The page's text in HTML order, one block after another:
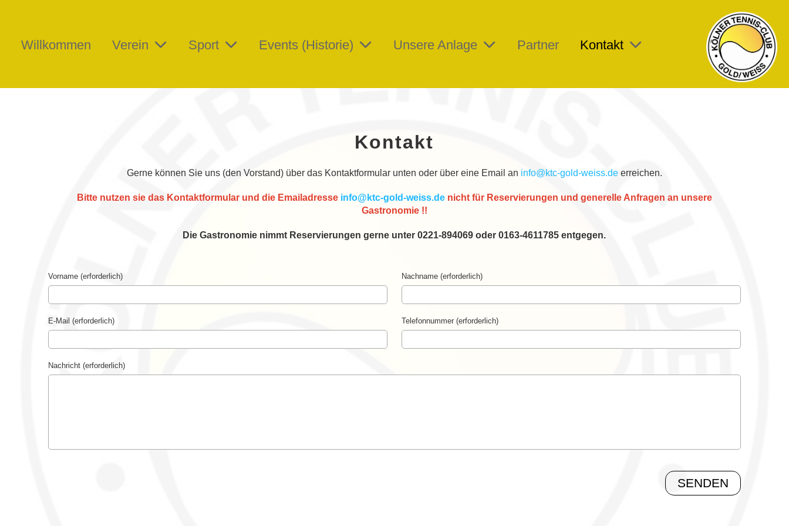
Willkommen Verein Sport Events (Historie) Unsere Anlage Partner Kontakt
Kontakt
Gerne können Sie uns (den Vorstand) über das Kontaktformular unten oder über eine Email an info@ktc-gold-weiss.deerreichen.
Bitte nutzen sie das Kontaktformular und die Emailadresse info@ktc-gold-weiss.denicht für Reservierungen und generelle Anfragen an unsere
Gastronomie !!
Die Gastronomie nimmt Reservierungen gerne unter 0221-894069 oder 0163-4611785 entgegen.
Vorname (erforderlich) Nachname (erforderlich)
E-Mail (erforderlich) Telefonnummer (erforderlich)
Nachricht (erforderlich)